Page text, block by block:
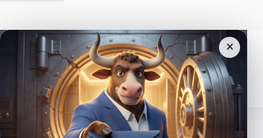
×
Nejčtenějšízprávy